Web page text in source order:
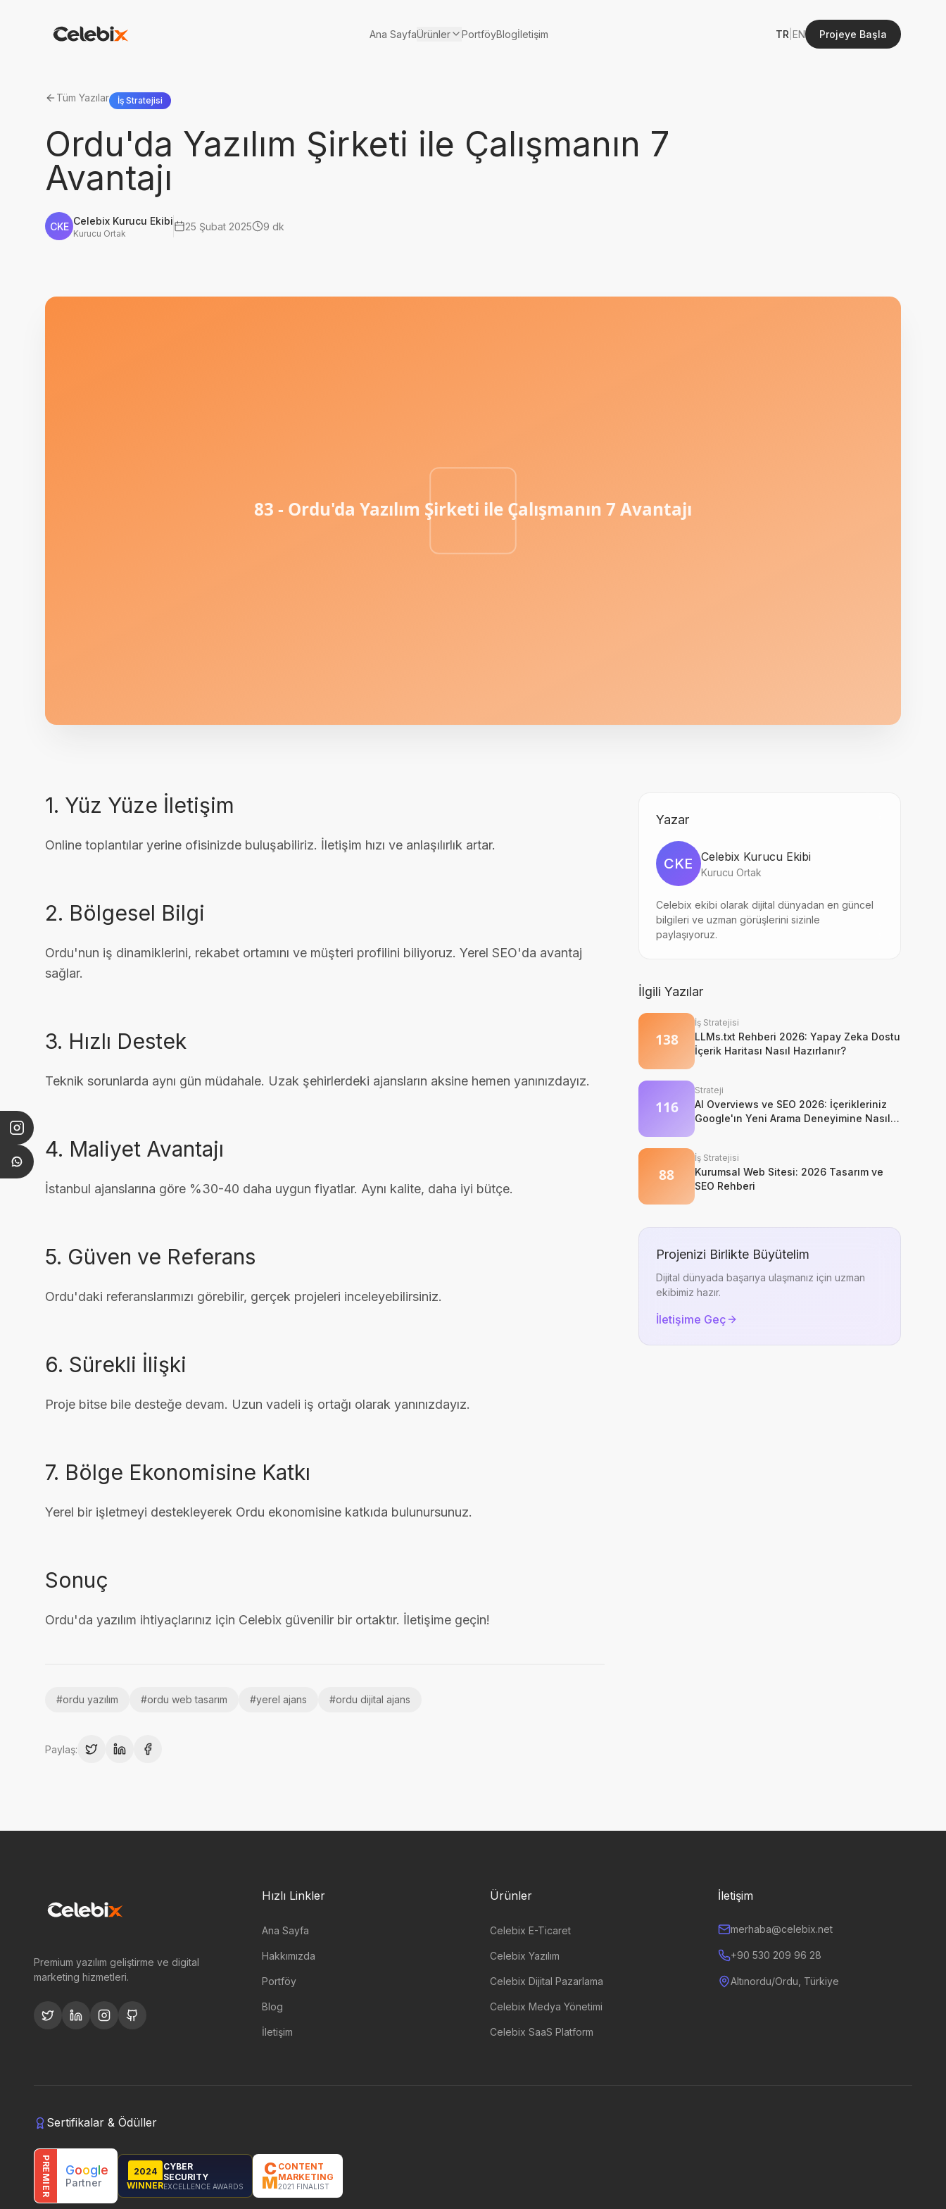
Ana SayfaÜrünler PortföyBlogİletişim TR EN Projeye Başla
Tüm Yazılar İş Stratejisi
Ordu'da Yazılım Şirketi ile Çalışmanın 7
Avantajı
CKE Celebix Kurucu Ekibi
Kurucu Ortak
25 Şubat 2025 9 dk
1. Yüz Yüze İletişim
Online toplantılar yerine ofisinizde buluşabiliriz. İletişim hızı ve anlaşılırlık artar.
2. Bölgesel Bilgi
Ordu'nun iş dinamiklerini, rekabet ortamını ve müşteri profilini biliyoruz. Yerel SEO'da avantaj
sağlar.
3. Hızlı Destek
Teknik sorunlarda aynı gün müdahale. Uzak şehirlerdeki ajansların aksine hemen yanınızdayız.
4. Maliyet Avantajı
İstanbul ajanslarına göre %30-40 daha uygun fiyatlar. Aynı kalite, daha iyi bütçe.
5. Güven ve Referans
Ordu'daki referanslarımızı görebilir, gerçek projeleri inceleyebilirsiniz.
6. Sürekli İlişki
Proje bitse bile desteğe devam. Uzun vadeli iş ortağı olarak yanınızdayız.
7. Bölge Ekonomisine Katkı
Yerel bir işletmeyi destekleyerek Ordu ekonomisine katkıda bulunursunuz.
Sonuç
Ordu'da yazılım ihtiyaçlarınız için Celebix güvenilir bir ortaktır. İletişime geçin!
#ordu yazılım #ordu web tasarım #yerel ajans #ordu dijital ajans
Paylaş:
Yazar
CKE Celebix Kurucu Ekibi
Kurucu Ortak
Celebix ekibi olarak dijital dünyadan en güncel
bilgileri ve uzman görüşlerini sizinle
paylaşıyoruz.
İlgili Yazılar
İş Stratejisi
LLMs.txt Rehberi 2026: Yapay Zeka Dostu
İçerik Haritası Nasıl Hazırlanır?
Strateji
AI Overviews ve SEO 2026: İçerikleriniz
Google'ın Yeni Arama Deneyimine Nasıl
Uyum Sağlar?
İş Stratejisi
Kurumsal Web Sitesi: 2026 Tasarım ve
SEO Rehberi
Projenizi Birlikte Büyütelim
Dijital dünyada başarıya ulaşmanız için uzman
ekibimiz hazır.
İletişime Geç
Premium yazılım geliştirme ve digital
marketing hizmetleri.
Hızlı Linkler
Ana Sayfa
Hakkımızda
Portföy
Blog
İletişim
Ürünler
Celebix E-Ticaret
Celebix Yazılım
Celebix Dijital Pazarlama
Celebix Medya Yönetimi
Celebix SaaS Platform
İletişim
merhaba@celebix.net
+90 530 209 96 28
Altınordu/Ordu, Türkiye
Sertifikalar & Ödüller
PREMIER Google
Partner
2024
WINNER
CYBER
SECURITY
EXCELLENCE AWARDS
C
M
CONTENT
MARKETING
2021 FINALIST